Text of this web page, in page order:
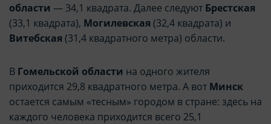
области — 34,1 квадрата. Далее следуют Брестская
(33,1 квадрата), Могилевская (32,4 квадрата) и
Витебская (31,4 квадратного метра) области.
В Гомельской области на одного жителя
приходится 29,8 квадратного метра. А вот Минск
остается самым «тесным» городом в стране: здесь на
каждого человека приходится всего 25,1